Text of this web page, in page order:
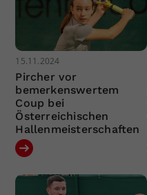
15.11.2024
Pircher vor
bemerkenswertem
Coup bei
Österreichischen
Hallenmeisterschaften